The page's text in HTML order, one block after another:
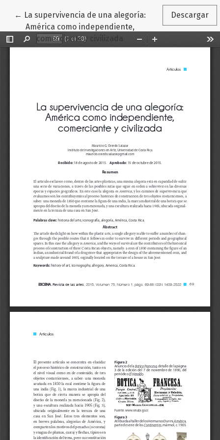
← Volver a los detalles del artículo
La supervivencia de una alegoría:
América como independiente,
comerciante y civilizada
Descargar